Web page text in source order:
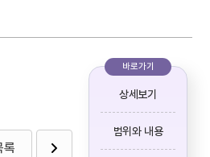
록
바로가기
상세보기
범위와 내용